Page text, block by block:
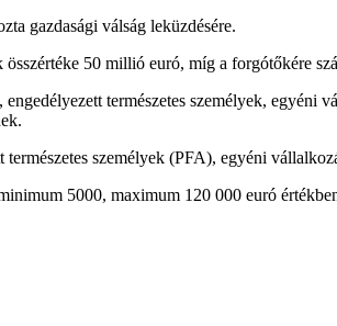
gazdasági válság leküzdésére.
50 millió euró, míg a forgótőkére
természetes személyek, egyéni
személyek (PFA), egyéni
5000, maximum 120 000 euró